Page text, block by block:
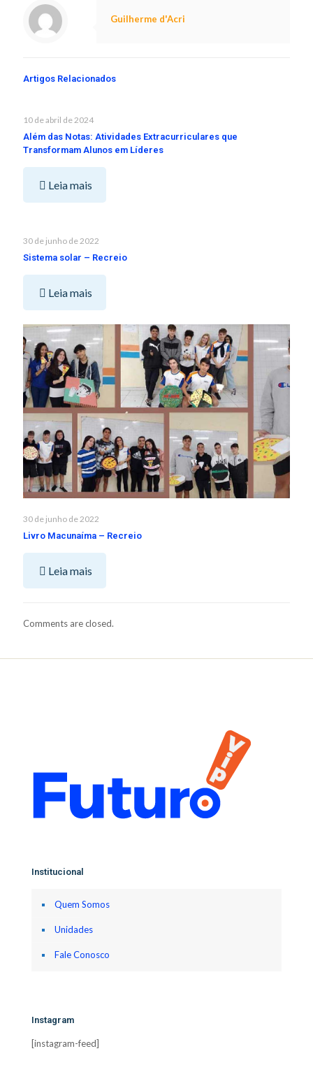
Guilherme d'Acri
Artigos Relacionados
10 de abril de 2024
Além das Notas: Atividades Extracurriculares que
Transformam Alunos em Líderes
Leia mais
30 de junho de 2022
Sistema solar – Recreio
Leia mais
30 de junho de 2022
Livro Macunaíma – Recreio
Leia mais
Comments are closed.
Institucional
Quem Somos
Unidades
Fale Conosco
Instagram
[instagram-feed]